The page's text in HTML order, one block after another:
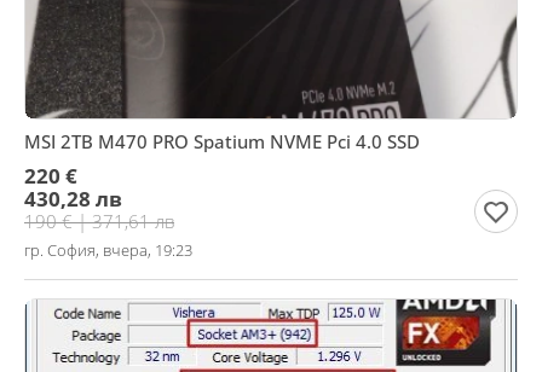
MSI 2TB M470 PRO Spatium NVME Pci 4.0 SSD
220 €
430,28 лв
190 € | 371,61 лв
гр. София, вчера, 19:23